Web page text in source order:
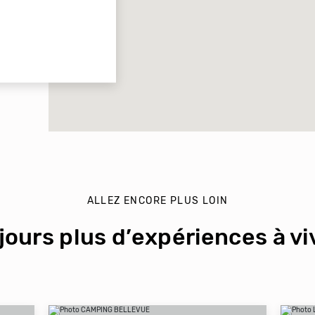
ALLEZ ENCORE PLUS LOIN
plus d’expériences à